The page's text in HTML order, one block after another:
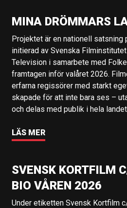
MINA DRÖMMARS
Projektet är en nationell satsning
initierad av Svenska
Television i samarbete med
framtagen inför valåret 2026.
erfarna regissörer med starkt
skapade för att inte bara ses –
och delas med publik i hela
LÄS MER
SVENSK KORTFILM
BIO VÅREN 2026
Under etiketten Svensk Kortfilm